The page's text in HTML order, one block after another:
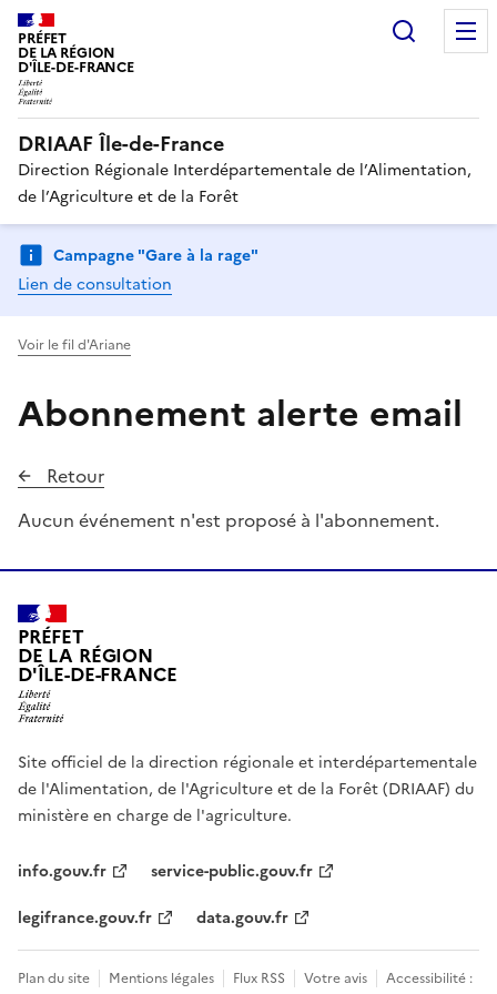
PRÉFET
DE LA RÉGION
D'ÎLE-DE-FRANCE
DRIAAF Île-de-France
Direction Régionale Interdépartementale de l’Alimentation,
de l’Agriculture et de la Forêt
Campagne "Gare à la rage"
Lien de consultation
Voir le fil d'Ariane
Abonnement alerte email
Retour
Aucun événement n'est proposé à l'abonnement.
PRÉFET
DE LA RÉGION
D'ÎLE-DE-FRANCE
Site officiel de la direction régionale et interdépartementale
de l'Alimentation, de l'Agriculture et de la Forêt (DRIAAF) du
ministère en charge de l'agriculture.
info.gouv.fr
service-public.gouv.fr
legifrance.gouv.fr
data.gouv.fr
Plan du site Mentions légales Flux RSS Votre avis Accessibilité :